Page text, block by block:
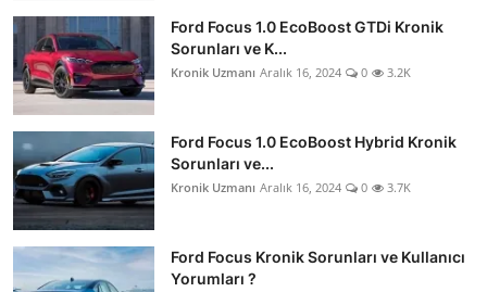
Ford Focus 1.0 EcoBoost GTDi Kronik
Sorunları ve K...
Kronik Uzmanı Aralık 16, 2024 0 3.2K
Ford Focus 1.0 EcoBoost Hybrid Kronik
Sorunları ve...
Kronik Uzmanı Aralık 16, 2024 0 3.7K
Ford Focus Kronik Sorunları ve Kullanıcı
Yorumları ?